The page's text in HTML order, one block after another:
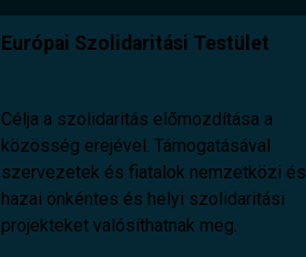
Európai Szolidaritási Testület
Célja a szolidaritás előmozdítása a
közösség erejével. Támogatásával
szervezetek és fiatalok nemzetközi és
hazai önkéntes és helyi szolidaritási
projekteket valósíthatnak meg.